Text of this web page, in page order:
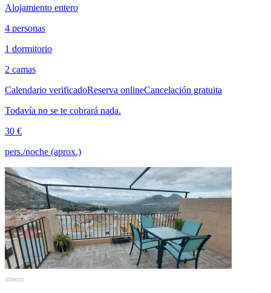
Alojamiento entero
4 personas
1 dormitorio
2 camas
Calendario verificadoReserva onlineCancelación gratuita
Todavía no se te cobrará nada.
30 €
pers./noche (aprox.)